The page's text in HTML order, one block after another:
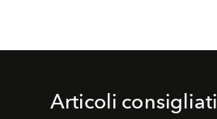
Articoli consigliati